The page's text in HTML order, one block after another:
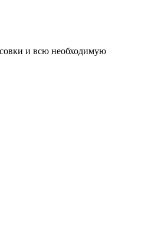
и всю необходимую